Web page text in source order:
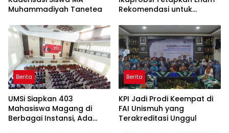
Muhammadiyah Tanetea
Rekomendasi untuk
Berita
UMSi Siapkan 403
Mahasiswa Magang di
Berbagai Instansi, Ada
Berita
KPI Jadi Prodi Keempat di
FAI Unismuh yang
Terakreditasi Unggul